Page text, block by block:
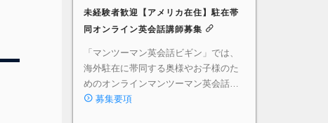
未経験者歓迎【アメリカ在住】駐在帯
同オンライン英会話講師募集
「マンツーマン英会話ビギン」では、
海外駐在に帯同する奥様やお子様のた
めのオンラインマンツーマン英会話…
募集要項